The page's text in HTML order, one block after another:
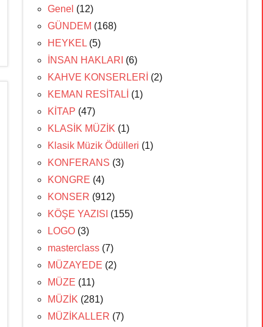
Genel (12)
GÜNDEM (168)
HEYKEL (5)
İNSAN HAKLARI (6)
KAHVE KONSERLERİ (2)
KEMAN RESİTALİ (1)
KİTAP (47)
KLASİK MÜZİK (1)
Klasik Müzik Ödülleri (1)
KONFERANS (3)
KONGRE (4)
KONSER (912)
KÖŞE YAZISI (155)
LOGO (3)
masterclass (7)
MÜZAYEDE (2)
MÜZE (11)
MÜZİK (281)
MÜZİKALLER (7)